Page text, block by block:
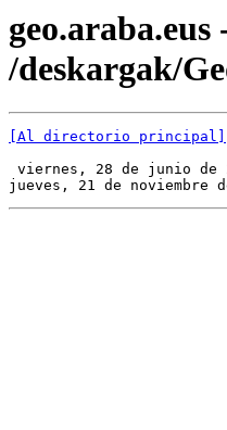
geo.araba.eus
/deskargak/
[Al directorio principal]
viernes, 28 de junio
jueves, 21 de